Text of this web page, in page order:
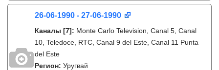
26-06-1990 - 27-06-1990
Каналы [7]: Monte Carlo Television, Canal 5, Canal
10, Teledoce, RTC, Canal 9 del Este, Canal 11 Punta
del Este
Регион: Уругвай